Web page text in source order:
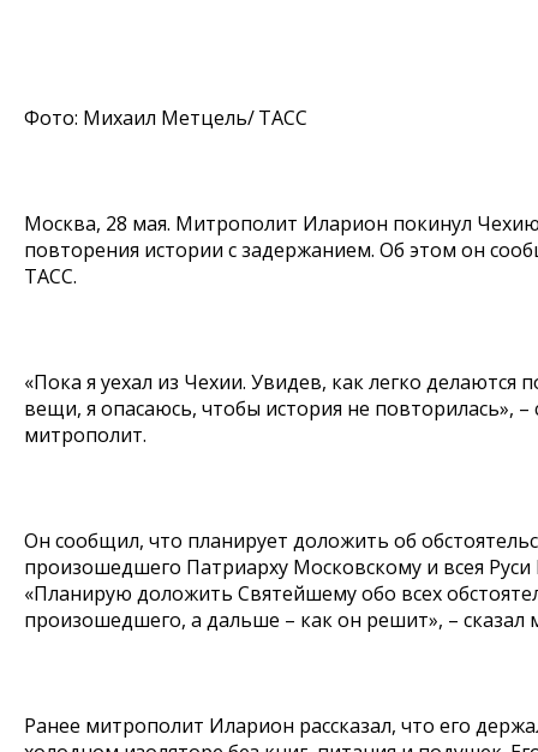
Фото: Михаил Метцель/ ТАСС
Москва, 28 мая. Митрополит Иларион покинул
повторения истории с задержанием. Об этом он
ТАСС.
«Пока я уехал из Чехии. Увидев, как легко делаются
вещи, я опасаюсь, чтобы история не повторилась», –
митрополит.
Он сообщил, что планирует доложить об
произошедшего Патриарху Московскому и всея Руси
«Планирую доложить Святейшему обо всех
произошедшего, а дальше – как он решит», – сказал
Ранее митрополит Иларион рассказал, что его